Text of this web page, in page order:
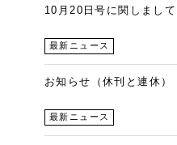
10月20日号に関しまして
最新ニュース
お知らせ（休刊と連休）
最新ニュース